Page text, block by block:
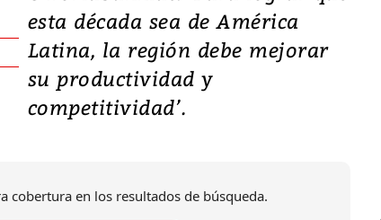
esta década sea de América
Latina, la región debe mejorar
su productividad y
competitividad’.
cobertura en los resultados de búsqueda.
Video: Lula lanza su
candidatura con
promesas de inversión
en defensa, educación y
tierras raras